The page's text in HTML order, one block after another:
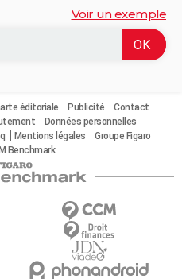
Voir un exemple
éditoriale Publicité
Contact
Données personnelles
Mentions légales
Groupe Figaro
Benchmark